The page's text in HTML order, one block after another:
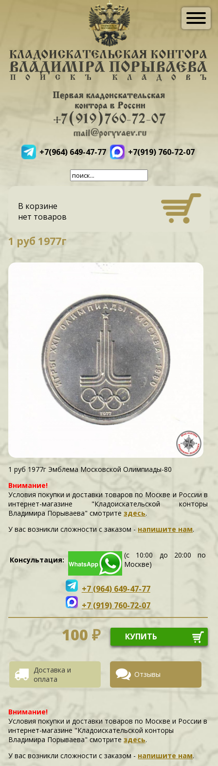
+7(964) 649-47-77 +7(919) 760-72-07
В корзине
нет товаров
1 руб 1977г
1 руб 1977г Эмблема Московской Олимпиады-80
Внимание!
Условия покупки и доставки товаров по Москве и России в
интернет-магазине "Кладоискательской конторы
Владимира Порываева" смотритездесь.
У вас возникли сложности c заказом - напишите нам.
Консультация:
(с 10:00 до 20:00 по
Москве)
+7 (964) 649-47-77
+7 (919) 760-72-07
100 ₽ КУПИТЬ
Доставка и
оплата
Отзывы
Внимание!
Условия покупки и доставки товаров по Москве и России в
интернет-магазине "Кладоискательской конторы
Владимира Порываева" смотритездесь.
У вас возникли сложности c заказом - напишите нам.